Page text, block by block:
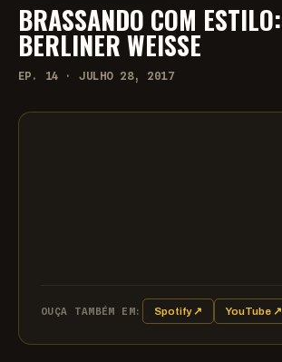
BRASSANDO COM ESTILO:
BERLINER WEISSE
EP. 14 · JULHO 28, 2017
OUÇA TAMBÉM EM: Spotify ↗ YouTube ↗